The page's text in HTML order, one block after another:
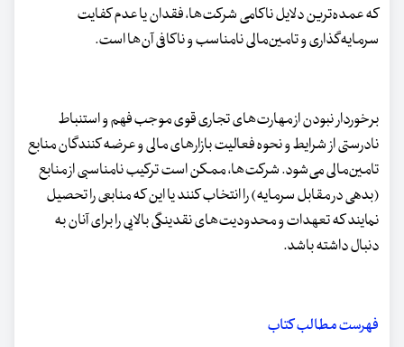
که عمده‌ترین دلایل ناکامی شرکت‌ها، فقدان یا عدم کفایت
سرمایه‌گذاری و تامین‌مالی نامناسب و ناکافی آن‌ها است.
برخوردار نبودن از مهارت‌های تجاری قوی موجب فهم و استنباط
نادرستی از شرایط و نحوه فعالیت بازارهای مالی و عرضه‌ کنندگان منابع
تامین‌مالی می‌شود. شرکت‌ها، ممکن است ترکیب نامناسبی از منابع
(بدهی در مقابل سرمایه) را انتخاب کنند یا این که منابعی را تحصیل
نمایند که تعهدات و محدودیت‌های نقدینگی بالایی را برای آنان به
دنبال داشته باشد.
فهرست مطالب کتاب